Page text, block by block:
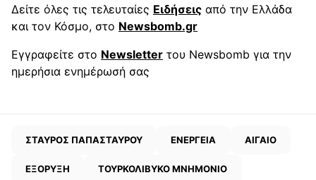
Δείτε όλες τις τελευταίες Ειδήσεις από την Ελλάδα
και τον Κόσμο, στο Newsbomb.gr
Εγγραφείτε στο Newsletter του Newsbomb για την
ημερήσια ενημέρωσή σας
ΣΤΑΥΡΟΣ ΠΑΠΑΣΤΑΥΡΟΥ ΕΝΕΡΓΕΙΑ ΑΙΓΑΙΟ
ΕΞΟΡΥΞΗ ΤΟΥΡΚΟΛΙΒΥΚΟ ΜΝΗΜΟΝΙΟ